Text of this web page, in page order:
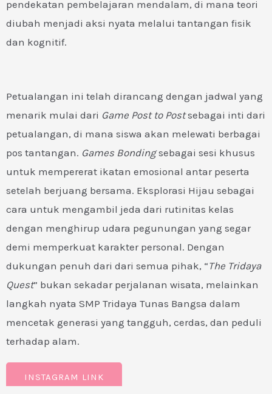
pendekatan pembelajaran mendalam, di mana teori
diubah menjadi aksi nyata melalui tantangan fisik
dan kognitif.
Petualangan ini telah dirancang dengan jadwal yang
menarik mulai dari Game Post to Postsebagai inti dari
petualangan, di mana siswa akan melewati berbagai
pos tantangan. Games Bondingsebagai sesi khusus
untuk mempererat ikatan emosional antar peserta
setelah berjuang bersama. Eksplorasi Hijau sebagai
cara untuk mengambil jeda dari rutinitas kelas
dengan menghirup udara pegunungan yang segar
demi memperkuat karakter personal. Dengan
dukungan penuh dari dari semua pihak, “The Tridaya
Quest” bukan sekadar perjalanan wisata, melainkan
langkah nyata SMP Tridaya Tunas Bangsa dalam
mencetak generasi yang tangguh, cerdas, dan peduli
terhadap alam.
INSTAGRAM LINK